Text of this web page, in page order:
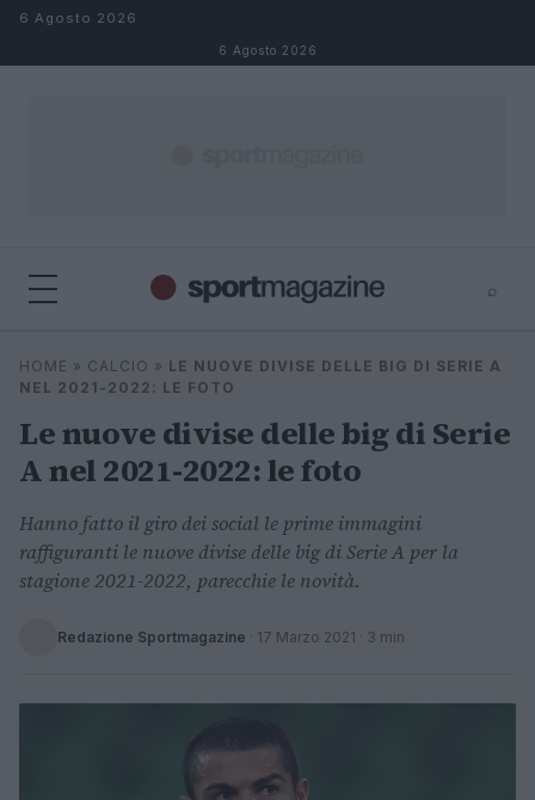
Salta al contenuto
6 Agosto 2026
6 Agosto 2026
⌕
Cerca
⌕ ×
HOME » CALCIO » LE NUOVE DIVISE DELLE BIG DI SERIE A
NEL 2021-2022: LE FOTO
Le nuove divise delle big di Serie
A nel 2021-2022: le foto
Hanno fatto il giro dei social le prime immagini
raffiguranti le nuove divise delle big di Serie A per la
stagione 2021-2022, parecchie le novità.
Redazione Sportmagazine · 17 Marzo 2021 · 3 min